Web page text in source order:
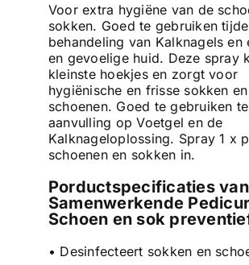
Voor extra hygiëne van de
sokken. Goed te gebruiken
behandeling van Kalknagels en
en gevoelige huid. Deze spray
kleinste hoekjes en zorgt voor
hygiënische en frisse sokken en
schoenen. Goed te gebruiken
aanvulling op Voetgel en de
Kalknageloplossing. Spray 1 x
schoenen en sokken in.
Porductspecificaties
Samenwerkende
Schoen en sok
• Desinfecteert sokken en